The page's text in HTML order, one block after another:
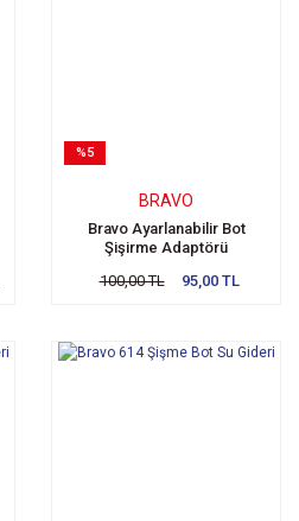
%5
BRAVO
Bravo Ayarlanabilir Bot
Şişirme Adaptörü
100,00 TL
95,00 TL